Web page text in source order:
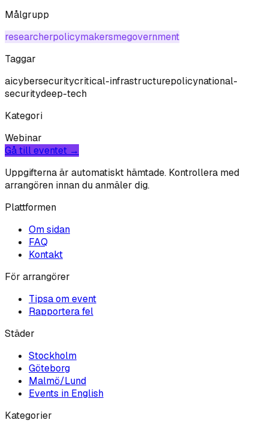
Målgrupp
researcherpolicymakersmegovernment
Taggar
aicybersecuritycritical-infrastructurepolicynational-
securitydeep-tech
Kategori
Webinar
Gå till eventet →
Uppgifterna är automatiskt hämtade. Kontrollera med
arrangören innan du anmäler dig.
Plattformen
Om sidan
FAQ
Kontakt
För arrangörer
Tipsa om event
Rapportera fel
Städer
Stockholm
Göteborg
Malmö/Lund
Events in English
Kategorier